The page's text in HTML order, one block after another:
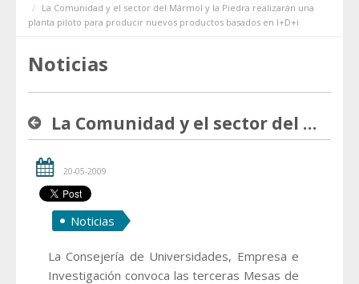
La Comunidad y el sector del Mármol y la Piedra realizarán una
planta piloto para producir nuevos productos basados en I+D+i
Noticias
La Comunidad y el sector del Mármol y la Piedra realizarán una planta piloto para producir nuevos productos basados en I+D+i
20-05-2009
Noticias
La Consejería de Universidades, Empresa e
Investigación convoca las terceras Mesas de